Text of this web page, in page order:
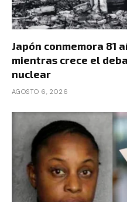
Japón conmemora 81
mientras crece el
nuclear
AGOSTO 6, 2026